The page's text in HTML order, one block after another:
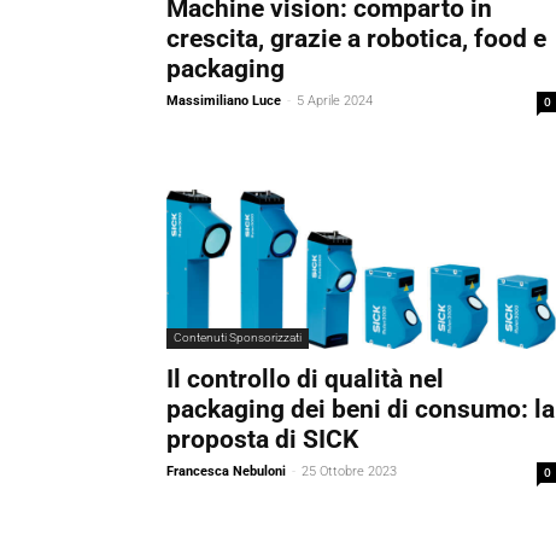
Machine vision: comparto in
crescita, grazie a robotica, food e
packaging
Massimiliano Luce - 5 Aprile 2024 0
Contenuti Sponsorizzati
Il controllo di qualità nel
packaging dei beni di consumo: la
proposta di SICK
Francesca Nebuloni - 25 Ottobre 2023 0